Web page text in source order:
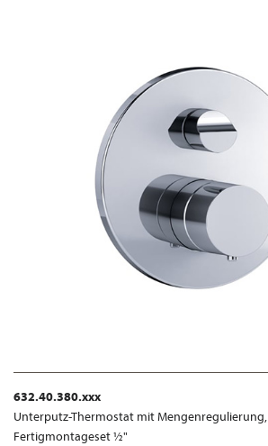
632.40.380.xxx
Unterputz-Thermostat mit Mengenregulierung,
Fertigmontageset ½"